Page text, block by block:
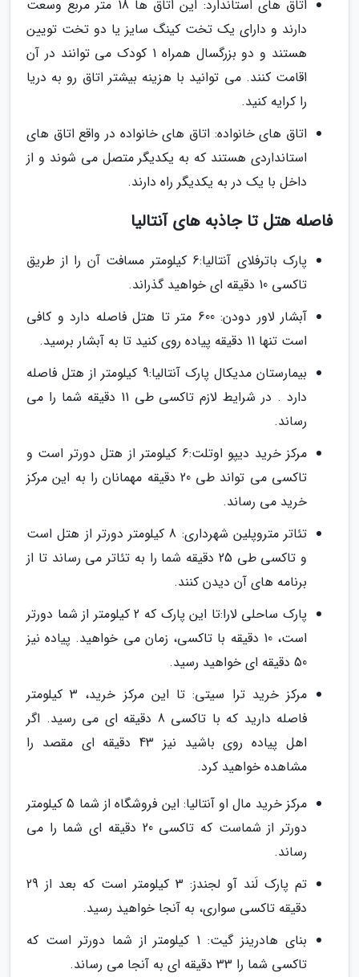
اتاق های استاندارد: این اتاق ها 18 متر مربع وسعت
دارند و دارای یک تخت کینگ سایز یا دو تخت تویین
هستند و دو بزرگسال همراه 1 کودک می توانند در آن
اقامت کنند. می توانید با هزینه بیشتر اتاق رو به دریا
را کرایه کنید.
اتاق های خانواده: اتاق های خانواده در واقع اتاق های
استانداردی هستند که به یکدیگر متصل می شوند و از
داخل با یک در به یکدیگر راه دارند.
فاصله هتل تا جاذبه های آنتالیا
پارک باترفلای آنتالیا:6 کیلومتر مسافت آن را از طریق
تاکسی 10 دقیقه ای خواهید گذراند.
آبشار لاور دودن: 600 متر تا هتل فاصله دارد و کافی
است تنها 11 دقیقه پیاده روی کنید تا به آبشار برسید.
بیمارستان مدیکال پارک آنتالیا:9 کیلومتر از هتل فاصله
دارد . در شرایط لازم تاکسی طی 11 دقیقه شما را می
رساند.
مرکز خرید دیپو اوتلت:6 کیلومتر از هتل دورتر است و
تاکسی می تواند طی 20 دقیقه مهمانان را به این مرکز
خرید می رساند.
تئاتر متروپلین شهرداری: 8 کیلومتر دورتر از هتل است
و تاکسی طی 25 دقیقه شما را به تئاتر می رساند تا از
برنامه های آن دیدن کنند.
پارک ساحلی لارا:تا این پارک که 2 کیلومتر از شما دورتر
است، 10 دقیقه با تاکسی، زمان می خواهید. پیاده نیز
50 دقیقه ای خواهید رسید.
مرکز خرید ترا سیتی: تا این مرکز خرید، 3 کیلومتر
فاصله دارید که با تاکسی 8 دقیقه ای می رسید. اگر
اهل پیاده روی باشید نیز 43 دقیقه ای مقصد را
مشاهده خواهید کرد.
مرکز خرید مال او آنتالیا: این فروشگاه از شما 5 کیلومتر
دورتر از شماست که تاکسی 20 دقیقه ای شما را می
رساند.
تم پارک لَند آو لجندز: 3 کیلومتر است که بعد از 29
دقیقه تاکسی سواری، به آنجا خواهید رسید.
بنای هادرینز گیت: 1 کیلومتر از شما دورتر است که
تاکسی شما را 33 دقیقه ای به آنجا می رساند.